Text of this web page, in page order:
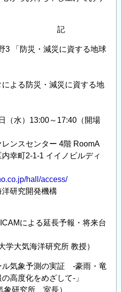
3 「防災・減災に資する地球
による防災・減災に資する地
（水）13:00～17:40（開場
レンスセンター 4階 RoomA
2-1-1 イイノビルディ
hall/access/
洋研究開発機構
による延長予報・将来台
気海洋研究所 教授）
気象予測の実証 ‐豪雨・竜
高度化をめざして‐」
研究所 室長）